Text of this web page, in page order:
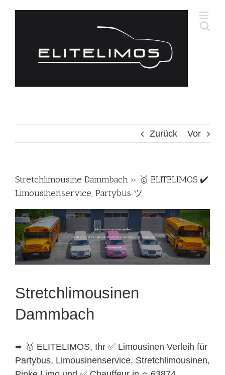
Zurück Vor
Stretchlimousine Dammbach » 🥇 ELITELIMOS ✔️
Limousinenservice, Partybus ツ
Stretchlimousinen
Dammbach
➨ 🥇 ELITELIMOS, Ihr ✅ Limousinen Verleih für
Partybus, Limousinenservice, Stretchlimousinen,